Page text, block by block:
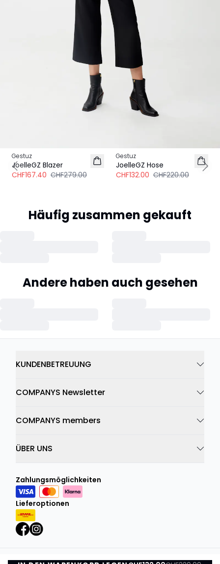
Gestuz
JoelleGZ Blazer
CHF167.40 CHF279.00
Gestuz
JoelleGZ Hose
CHF132.00 CHF220.00
Previous slide
Häufig zusammen gekauft
Andere haben auch gesehen
KUNDENBETREUUNG
COMPANYS Newsletter
COMPANYS members
ÜBER UNS
Zahlungsmöglichkeiten
Lieferoptionen